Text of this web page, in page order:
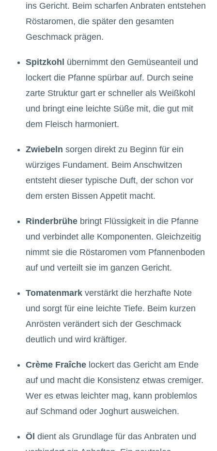
ins Gericht. Beim scharfen Anbraten entstehen
Röstaromen, die später den gesamten
Geschmack prägen.
Spitzkohl übernimmt den Gemüseanteil und
lockert die Pfanne spürbar auf. Durch seine
zarte Struktur gart er schneller als Weißkohl
und bringt eine leichte Süße mit, die gut mit
dem Fleisch harmoniert.
Zwiebeln sorgen direkt zu Beginn für ein
würziges Fundament. Beim Anschwitzen
entsteht dieser typische Duft, der schon vor
dem ersten Bissen Appetit macht.
Rinderbrühebringt Flüssigkeit in die Pfanne
und verbindet alle Komponenten. Gleichzeitig
nimmt sie die Röstaromen vom Pfannenboden
auf und verteilt sie im ganzen Gericht.
Tomatenmarkverstärkt die herzhafte Note
und sorgt für eine leichte Tiefe. Beim kurzen
Anrösten verändert sich der Geschmack
deutlich und wird kräftiger.
Crème Fraîchelockert das Gericht am Ende
auf und macht die Konsistenz etwas cremiger.
Wer es etwas leichter mag, kann problemlos
auf Schmand oder Joghurt ausweichen.
Öl dient als Grundlage für das Anbraten und